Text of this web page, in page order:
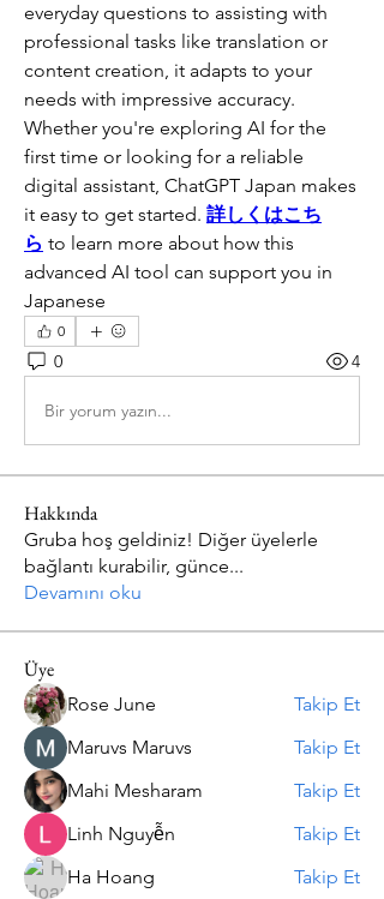
everyday questions to assisting with
professional tasks like translation or
content creation, it adapts to your
needs with impressive accuracy.
Whether you're exploring AI for the
first time or looking for a reliable
digital assistant, ChatGPT Japan makes
it easy to get started. 詳しくはこち
ら to learn more about how this
advanced AI tool can support you in
Japanese
0
0 4
Bir yorum yazın...
Hakkında
Gruba hoş geldiniz! Diğer üyelerle
bağlantı kurabilir, günce...
Devamını oku
Üye
Rose June
Takip Et
Maruvs Maruvs
Takip Et
Mahi Mesharam
Takip Et
Linh Nguyễn
Takip Et
Ha Hoang
Takip Et